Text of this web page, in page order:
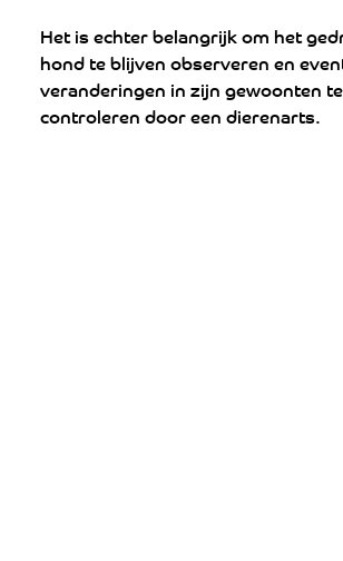
Het is echter belangrijk om het
hond te blijven observeren en
veranderingen in zijn gewoonten
controleren door een dierenarts.